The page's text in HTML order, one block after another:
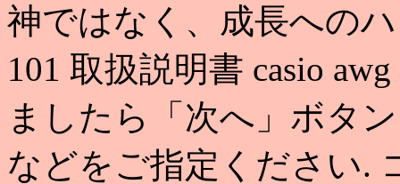
神ではなく、成長への
101 取扱説明書 casio
ましたら「次へ」ボタ
などをご指定ください.